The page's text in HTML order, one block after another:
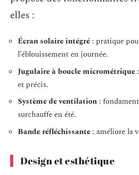
elles :
Écran solaire intégré : pratique
l’éblouissement en journée.
Jugulaire à boucle micrométrique
et précis.
Système de ventilation :
surchauffe en été.
Bande réfléchissante : améliore la
Design et esthétique